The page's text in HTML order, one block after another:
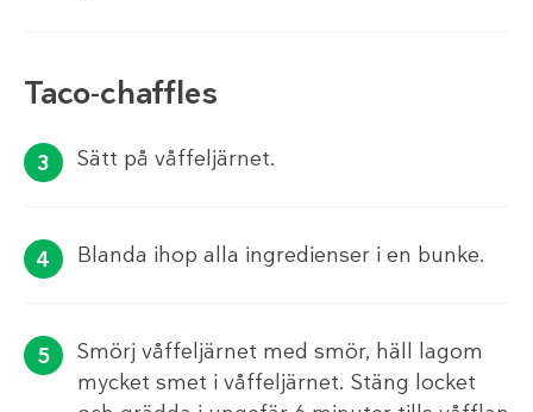
Taco-chaffles
Sätt på våffeljärnet.
Blanda ihop alla ingredienser i en bunke.
Smörj våffeljärnet med smör, häll lagom
mycket smet i våffeljärnet. Stäng locket